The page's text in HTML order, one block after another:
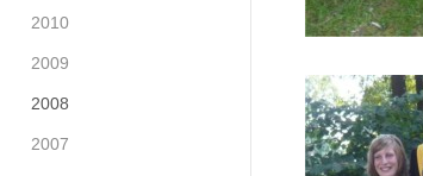
2010
2009
2008
2007